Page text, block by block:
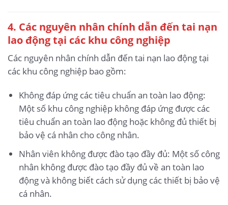
4. Các nguyên nhân chính dẫn đến tai nạn
lao độngtại các khu công nghiệp
Các nguyên nhân chính dẫn đến tai nạn lao động tại
các khu công nghiệp bao gồm:
Không đáp ứng các tiêu chuẩn an toàn lao động:
Một số khu công nghiệp không đáp ứng được các
tiêu chuẩn an toàn lao động hoặc không đủ thiết bị
bảo vệ cá nhân cho công nhân.
Nhân viên không được đào tạo đầy đủ: Một số công
nhân không được đào tạo đầy đủ về an toàn lao
động và không biết cách sử dụng các thiết bị bảo vệ
cá nhân.